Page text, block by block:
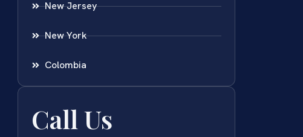
New Jersey
New York
Colombia
Call Us